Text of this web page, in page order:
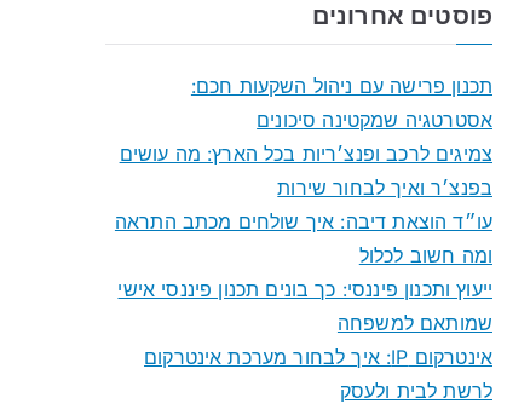
פוסטים אחרונים
תכנון פרישה עם ניהול השקעות חכם:
אסטרטגיה שמקטינה סיכונים
צמיגים לרכב ופנצ׳ריות בכל הארץ: מה עושים
בפנצ׳ר ואיך לבחור שירות
עו״ד הוצאת דיבה: איך שולחים מכתב התראה
ומה חשוב לכלול
ייעוץ ותכנון פיננסי: כך בונים תכנון פיננסי אישי
שמותאם למשפחה
אינטרקום IP: איך לבחור מערכת אינטרקום
לרשת לבית ולעסק